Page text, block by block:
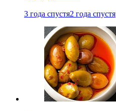
3 года спустя2 года спустя